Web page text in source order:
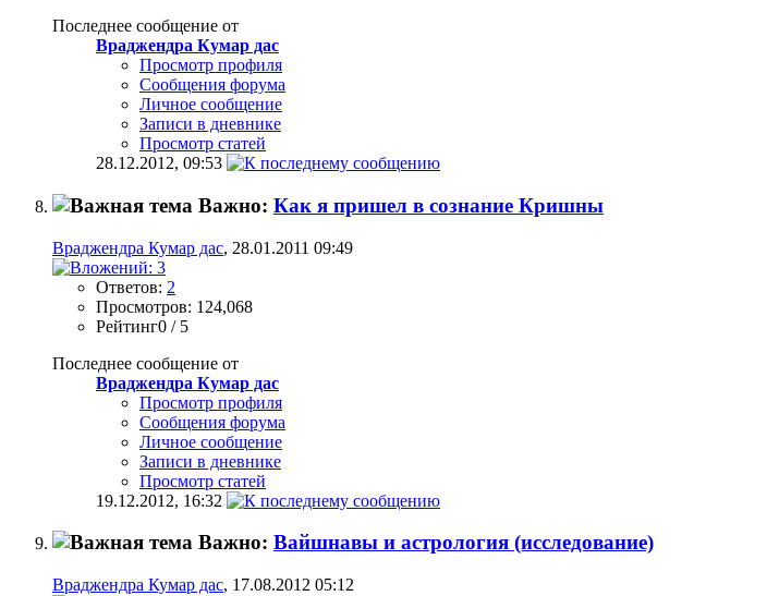
Последнее сообщение от
Враджендра Кумар дас
Просмотр профиля
Сообщения форума
Личное сообщение
Записи в дневнике
Просмотр статей
28.12.2012, 09:53
Важно: Как я пришел в сознание Кришны
Враджендра Кумар дас, 28.01.2011 09:49
Ответов: 2
Просмотров: 124,068
Рейтинг0 / 5
Последнее сообщение от
Враджендра Кумар дас
Просмотр профиля
Сообщения форума
Личное сообщение
Записи в дневнике
Просмотр статей
19.12.2012, 16:32
Важно: Вайшнавы и астрология (исследование)
Враджендра Кумар дас, 17.08.2012 05:12